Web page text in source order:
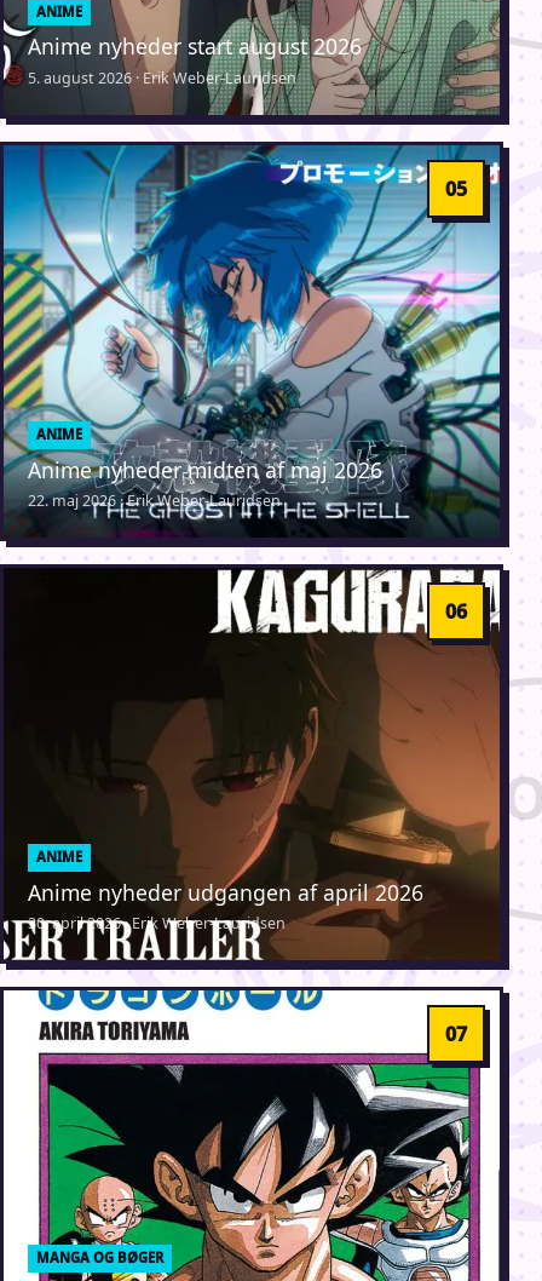
ANIME
Anime nyheder start august 2026
5. august 2026 · Erik Weber-Lauridsen
ANIME
Anime nyheder midten af maj 2026
22. maj 2026 · Erik Weber-Lauridsen
ANIME
Anime nyheder udgangen af april 2026
30. april 2026 · Erik Weber-Lauridsen
MANGA OG BØGER